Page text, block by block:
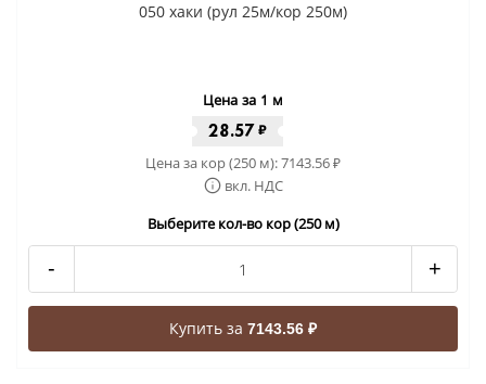
050 хаки (рул 25м/кор 250м)
Цена за 1 м
28.57₽
Цена за кор (250 м):7143.56₽
вкл. НДС
Выберите кол-во кор (250 м)
- +
Купить за 7143.56 ₽